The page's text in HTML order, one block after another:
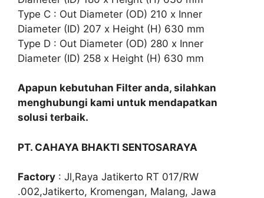
Type C : Out Diameter (OD) 210 x Inner
Diameter (ID) 207 x Height (H) 630 mm
Type D : Out Diameter (OD) 280 x Inner
Diameter (ID) 258 x Height (H) 630 mm
Apapun kebutuhan Filter anda, silahkan
menghubungi kami untuk mendapatkan
solusi terbaik.
PT. CAHAYA BHAKTI SENTOSARAYA
Factory : Jl,Raya Jatikerto RT 017/RW
.002,Jatikerto, Kromengan, Malang, Jawa